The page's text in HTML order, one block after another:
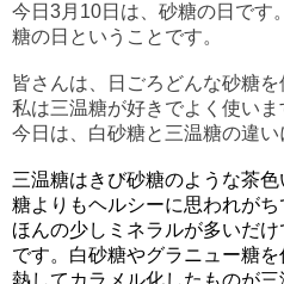
今日3月10日は、砂糖の日です
糖の日ということです。
皆さんは、日ごろどんな砂糖を
私は三温糖が好きでよく使いま
今日は、白砂糖と三温糖の違い
三温糖はきび砂糖のような茶
糖よりもヘルシーに思われが
ほんの少しミネラルが多いだ
です。白砂糖やグラニュー糖
熱してカラメル化したものが